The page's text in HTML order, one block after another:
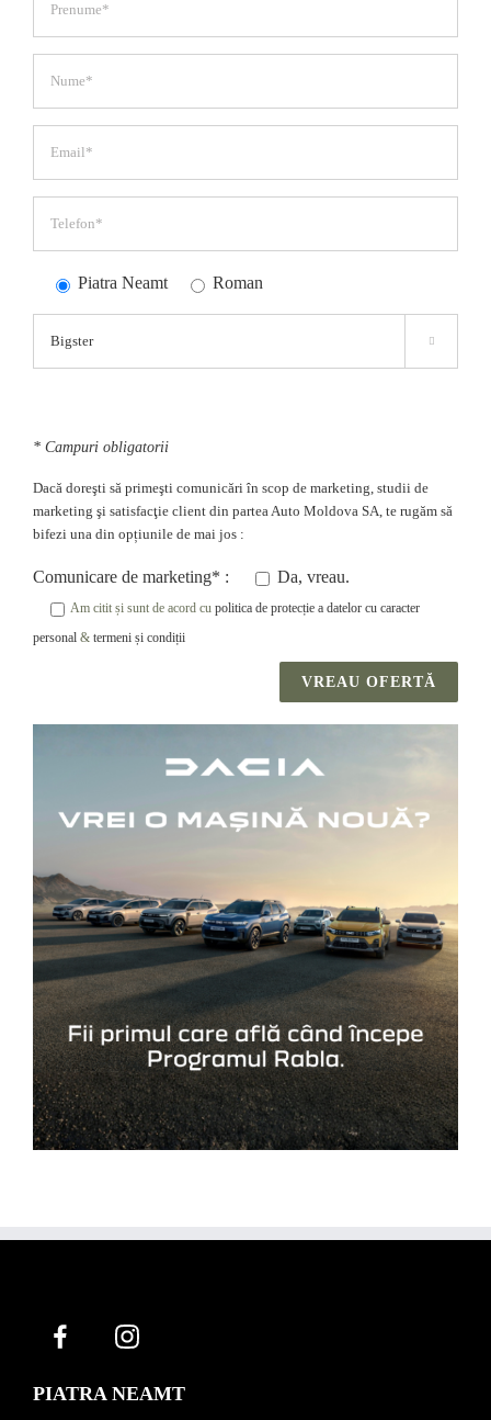
Piatra Neamt Roman

* Campuri obligatorii
Dacă doreşti să primeşti comunicări în scop de marketing, studii de
marketing şi satisfacţie client din partea Auto Moldova SA, te rugăm să
bifezi una din opțiunile de mai jos :
Comunicare de marketing* : Da, vreau.
Am citit și sunt de acord cu politica de protecție a datelor cu caracter
personal & termeni și condiții
PIATRA NEAMT